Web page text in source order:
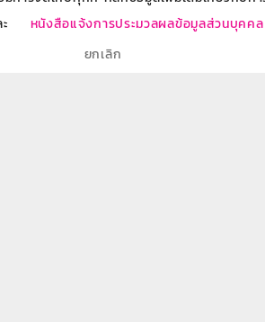
หนังสือแจ้งการประมวลผลข้อมูลส่วนบุคคล
ยกเลิก